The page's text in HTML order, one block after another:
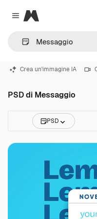
Close menu
Magnific
Crea un'immagine IA
PSD di Messaggio
PSD